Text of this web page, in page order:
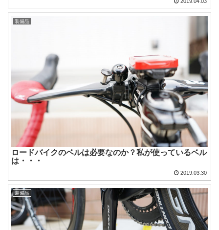
装備品
ロードバイクのベルは必要なのか？私が使っているベル
は・・・
2019.03.30
装備品